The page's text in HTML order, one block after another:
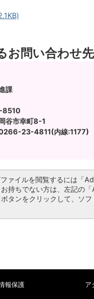
お問い合わせ先
課
8510
谷市幸町8-1
23-4811(内線:1177)
ファイルを閲覧するには「
持ちでない方は、左記の
タンをクリックして、ソ
報保護 ア